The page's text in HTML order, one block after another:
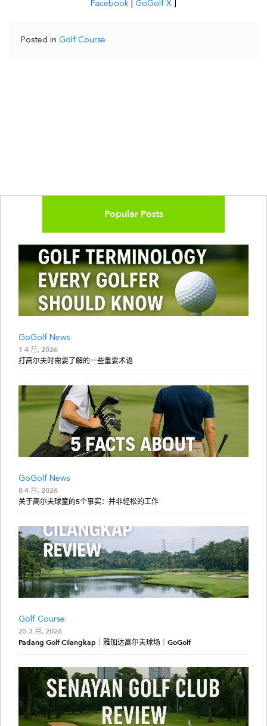
Facebook GoGolf X
Posted in Golf Course
Popular Posts
GoGolf News
1 4 月, 2026
打高尔夫时需要了解的一些重要术语
GoGolf News
8 4 月, 2026
关于高尔夫球童的5个事实：并非轻松的工作
Golf Course
25 3 月, 2026
Padang Golf Cilangkap｜雅加达高尔夫球场｜GoGolf